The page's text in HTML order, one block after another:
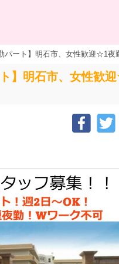
パート】明石市、女性歓迎☆1
】明石市、女性歓